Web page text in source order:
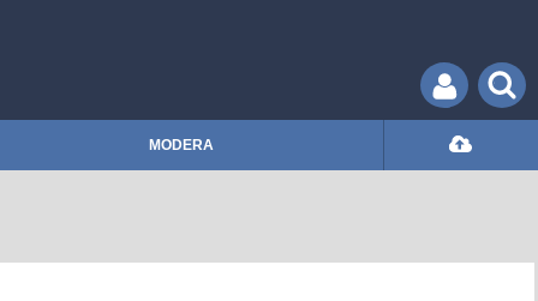
MODERA